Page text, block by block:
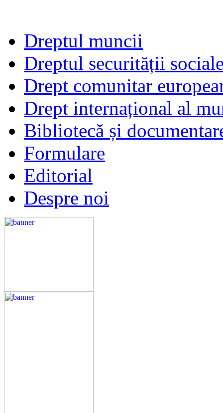
Dreptul muncii
Dreptul securității
Drept comunitar
Drept internațional al
Bibliotecă și
Formulare
Editorial
Despre noi